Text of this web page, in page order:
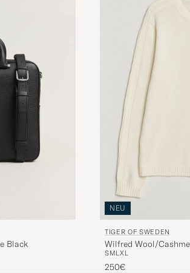
Black
NEU
TIGER OF SWEDEN
Wilfred Wool/
SMLXL
250€